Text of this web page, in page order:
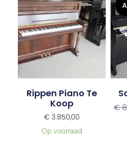
Rippen Piano Te
Koop
€ 3.850,00
Op voorraad
€